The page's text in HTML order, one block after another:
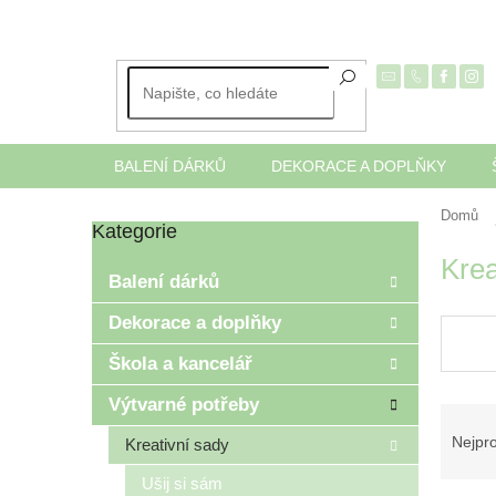
BALENÍ DÁRKŮ DEKORACE A DOPLŇKY
Domů
P
r
n
Přeskočit
Kategorie
Balení dárků
Dekorace a doplňky
Škola a kancelář
Výtvarné potřeby
Kreativní sady
Ušij si sám